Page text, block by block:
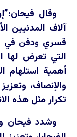
وقال
آلاف المدنيين
قسري ودفن في
التي تعرض لها
أهمية استلهام
والإنصاف،
تكرار مثل هذه
وشدد فيحان